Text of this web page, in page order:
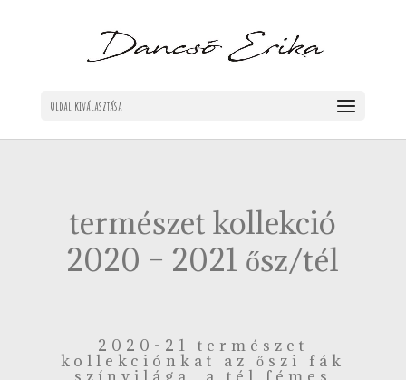
Oldal kiválasztása
természet kollekció
2020 – 2021 ősz/tél
2020-21 természet
kollekciónkat az őszi fák